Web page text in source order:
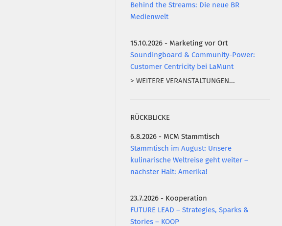
Behind the Streams: Die neue BR
Medienwelt
15.10.2026 - Marketing vor Ort
Soundingboard & Community-Power:
Customer Centricity bei LaMunt
> WEITERE VERANSTALTUNGEN...
RÜCKBLICKE
6.8.2026 - MCM Stammtisch
Stammtisch im August: Unsere
kulinarische Weltreise geht weiter –
nächster Halt: Amerika!
23.7.2026 - Kooperation
FUTURE LEAD – Strategies, Sparks &
Stories – KOOP